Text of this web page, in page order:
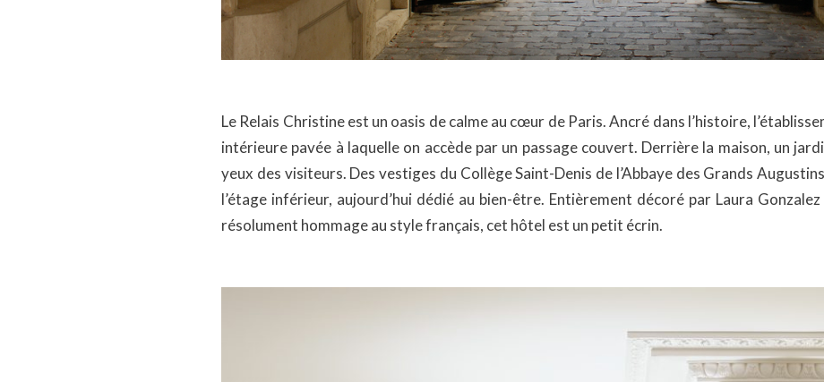
Le Relais Christine est un oasis de calme au cœur de Paris. Ancré dans l’histoire,
intérieure pavée à laquelle on accède par un passage couvert. Derrière la maison, un
yeux des visiteurs. Des vestiges du Collège Saint-Denis de l’Abbaye des Grands
l’étage inférieur, aujourd’hui dédié au bien-être. Entièrement décoré par Laura
résolument hommage au style français, cet hôtel est un petit écrin.